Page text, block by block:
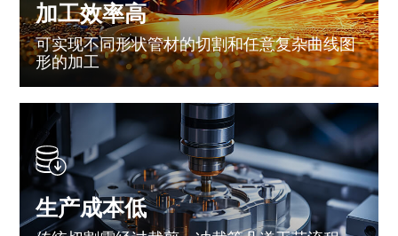
加工效率高
可实现不同形状管材的切割和任意复杂曲线图
形的加工
生产成本低